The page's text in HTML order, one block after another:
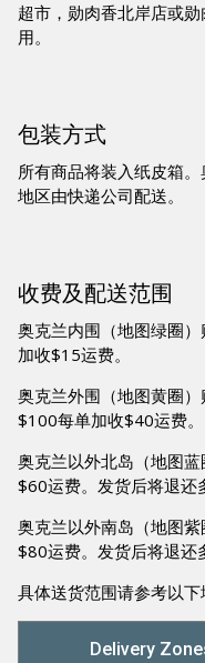
超市，勋肉香北岸店或
用。
包装方式
所有商品将装入纸皮箱
地区由快递公司配送。
收费及配送范围
奥克兰内围（地图绿圈
加收$15运费。
奥克兰外围（地图黄圈
$100每单加收$40运费。
奥克兰以外北岛（地图
$60运费。发货后将退还
奥克兰以外南岛（地图
$80运费。发货后将退还
具体送货范围请参考以下